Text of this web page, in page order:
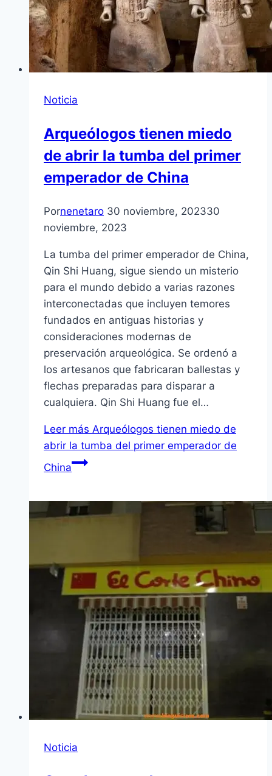
Noticia
Arqueólogos tienen miedo
de abrir la tumba del primer
emperador de China
Pornenetaro 30 noviembre, 202330
noviembre, 2023
La tumba del primer emperador de China,
Qin Shi Huang, sigue siendo un misterio
para el mundo debido a varias razones
interconectadas que incluyen temores
fundados en antiguas historias y
consideraciones modernas de
preservación arqueológica. Se ordenó a
los artesanos que fabricaran ballestas y
flechas preparadas para disparar a
cualquiera. Qin Shi Huang fue el…
Leer más Arqueólogos tienen miedo de
abrir la tumba del primer emperador de
China
Noticia